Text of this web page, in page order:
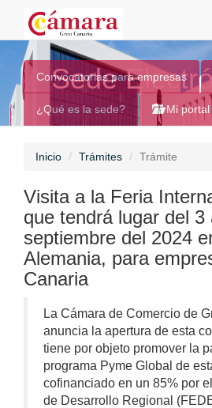
Sede
Convocatorias para empresas
¿Qué es la sede? Mi portal
Inicio Trámites Trámite
Visita a la Feria
que tendrá lugar del 3
septiembre del 2024
Alemania, para
Canaria
La Cámara de Comercio de
anuncia la apertura de esta
tiene por objeto promover la
programa Pyme Global de
cofinanciado en un 85% por
de Desarrollo Regional